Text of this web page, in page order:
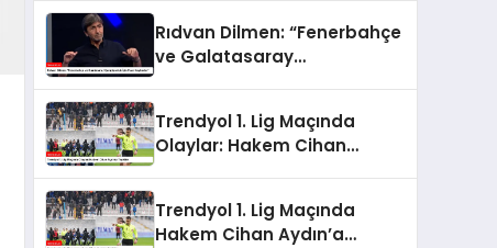
Rıdvan Dilmen: “Fenerbahçe
ve Galatasaray
Trendyol 1. Lig Maçında
Olaylar: Hakem Cihan
Trendyol 1. Lig Maçında
Hakem Cihan Aydın’a